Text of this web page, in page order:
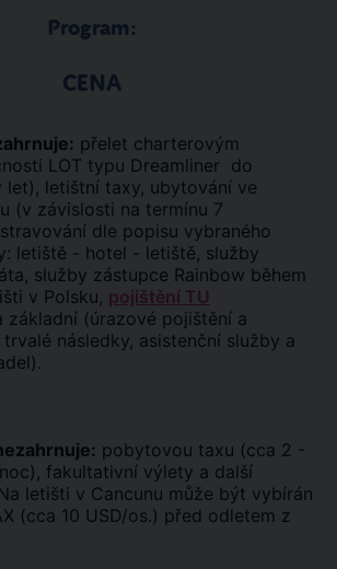
Program:
CENA
přelet charterovým
LOT typu Dreamliner do
let), letištní taxy, ubytování ve
(v závislosti na termínu 7
dle popisu vybraného
letiště - hotel - letiště, služby
služby zástupce Rainbow během
v Polsku, pojištění TU
základní (úrazové pojištění a
následky, asistenční služby a
pobytovou taxu (cca 2 -
fakultativní výlety a další
letišti v Cancunu může být vybírán
(cca 10 USD/os.) před odletem z